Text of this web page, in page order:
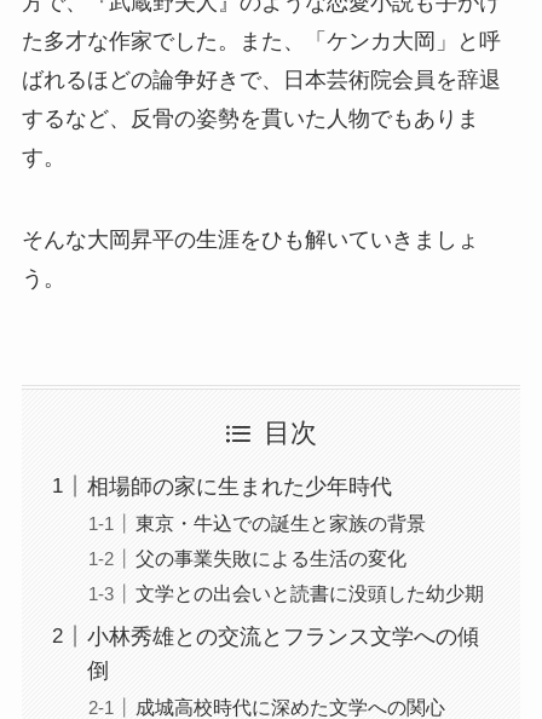
た多才な作家でした。また、「ケンカ大岡」と呼
ばれるほどの論争好きで、日本芸術院会員を辞退
するなど、反骨の姿勢を貫いた人物でもありま
す。
そんな大岡昇平の生涯をひも解いていきましょ
う。
目次
相場師の家に生まれた少年時代
東京・牛込での誕生と家族の背景
父の事業失敗による生活の変化
文学との出会いと読書に没頭した幼少期
小林秀雄との交流とフランス文学への傾
倒
成城高校時代に深めた文学への関心